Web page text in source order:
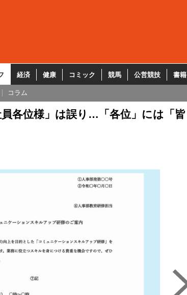
経済 健康 コミック 競馬 公営競技 書籍
コラム
各位様」は誤り…「各位」には「皆